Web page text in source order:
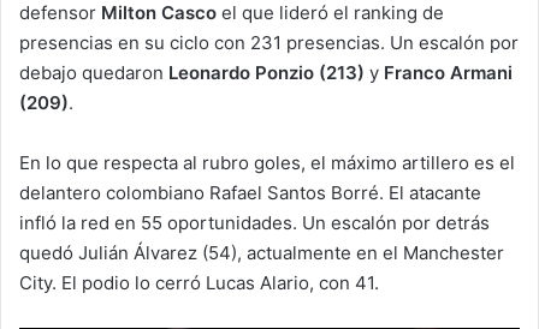
defensor Milton Casco el que lideró el ranking de
presencias en su ciclo con 231 presencias. Un escalón por
debajo quedaron Leonardo Ponzio (213) y Franco Armani
(209).
En lo que respecta al rubro goles, el máximo artillero es el
delantero colombiano Rafael Santos Borré. El atacante
infló la red en 55 oportunidades. Un escalón por detrás
quedó Julián Álvarez (54), actualmente en el Manchester
City. El podio lo cerró Lucas Alario, con 41.